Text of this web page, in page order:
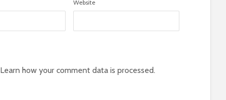
Website
Learn how your comment data is processed.